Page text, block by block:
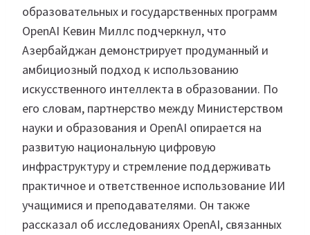
образовательных и государственных программ
OpenAI Кевин Миллс подчеркнул, что
Азербайджан демонстрирует продуманный и
амбициозный подход к использованию
искусственного интеллекта в образовании. По
его словам, партнерство между Министерством
науки и образования и OpenAI опирается на
развитую национальную цифровую
инфраструктуру и стремление поддерживать
практичное и ответственное использование ИИ
учащимися и преподавателями. Он также
рассказал об исследованиях OpenAI, связанных